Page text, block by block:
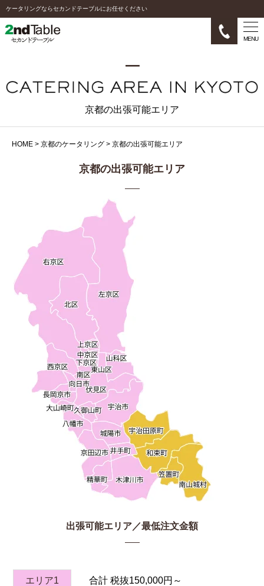
ケータリングならセカンドテーブルにお任せください
MENU
京都の出張可能エリア
HOME > 京都のケータリング > 京都の出張可能エリア
京都の出張可能エリア
出張可能エリア／最低注文金額
エリア1 合計 税抜150,000円～